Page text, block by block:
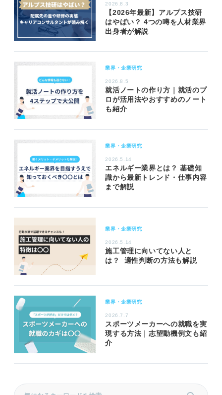
2026.8.3
【2026年最新】アルプス技研
はやばい？ 4つの噂を人材業界
出身者が解説
業界・企業研究
2026.8.5
就活ノートの作り方｜就活のプ
ロが活用法やおすすめのノート
も紹介
業界・企業研究
2026.5.14
エネルギー業界とは？ 基礎知
識から最新トレンド・仕事内容
まで解説
業界・企業研究
2026.5.14
施工管理に向いてない人と
は？ 適性判断の方法も解説
業界・企業研究
2026.7.7
スポーツメーカーへの就職を実
現する方法｜志望動機例文も紹
介